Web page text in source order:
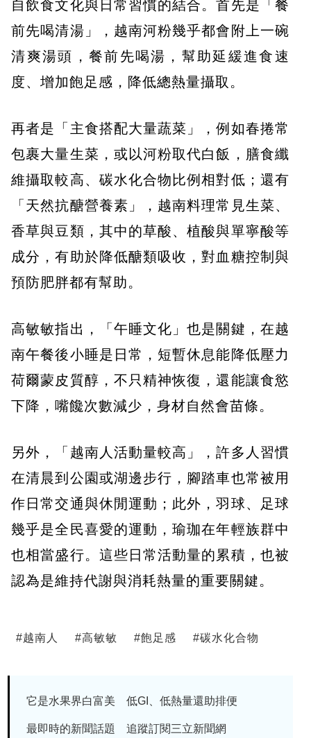
自飲食文化與日常習慣的結合。首先是「餐
前先喝清湯」，越南河粉幾乎都會附上一碗
清爽湯頭，餐前先喝湯，幫助延緩進食速
度、增加飽足感，降低總熱量攝取。
再者是「主食搭配大量蔬菜」，例如春捲常
包裹大量生菜，或以河粉取代白飯，膳食纖
維攝取較高、碳水化合物比例相對低；還有
「天然抗醣營養素」，越南料理常見生菜、
香草與豆類，其中的草酸、植酸與單寧酸等
成分，有助於降低醣類吸收，對血糖控制與
預防肥胖都有幫助。
高敏敏指出，「午睡文化」也是關鍵，在越
南午餐後小睡是日常，短暫休息能降低壓力
荷爾蒙皮質醇，不只精神恢復，還能讓食慾
下降，嘴饞次數減少，身材自然會苗條。
另外，「越南人活動量較高」，許多人習慣
在清晨到公園或湖邊步行，腳踏車也常被用
作日常交通與休閒運動；此外，羽球、足球
幾乎是全民喜愛的運動，瑜珈在年輕族群中
也相當盛行。這些日常活動量的累積，也被
認為是維持代謝與消耗熱量的重要關鍵。
#越南人 #高敏敏 #飽足感 #碳水化合物
它是水果界白富美 低GI、低熱量還助排便
最即時的新聞話題 追蹤訂閱三立新聞網